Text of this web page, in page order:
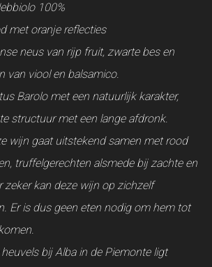
100%
met oranje reflecties
neus van rijp fruit, zwarte bes en
van viool en balsamico.
Barolo met een natuurlijk karakter,
structuur met een lange afdronk.
wijn gaat uitstekend samen met rood
truffelgerechten alsmede bij zachte en
zeker kan deze wijn op zichzelf
Er is dus geen eten nodig om hem tot
bij Alba in de Piemonte ligt